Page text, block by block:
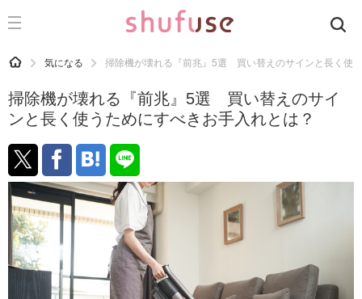
CATEGORY 記事カテゴリ
運気
洗濯
生活の知恵
お金
掃除
マナー
趣味
HOME 気になる 掃除機が壊れる『前兆』5選 買い替えのサインと長く使
掃除機が壊れる『前兆』5選 買い替えのサイ
ンと長く使うためにすべきお手入れとは？